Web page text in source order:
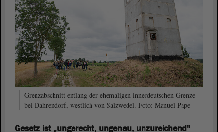
Grenzabschnitt entlang der ehemaligen innerdeutschen Grenze
bei Dahrendorf, westlich von Salzwedel. Foto: Manuel Pape
Gesetz ist „ungerecht, ungenau, unzureichend"